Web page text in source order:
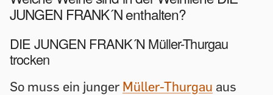
JUNGEN FRANK´N enthalten?
DIE JUNGEN FRANK´N Müller-Thurgau
trocken
So muss ein junger Müller-Thurgau aus